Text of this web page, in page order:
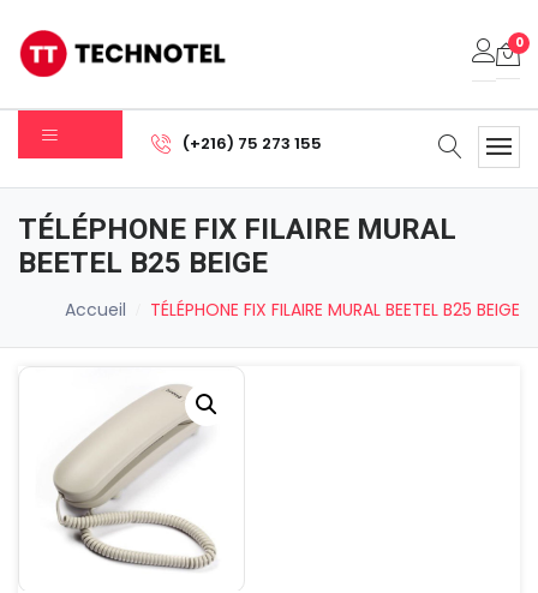
0
Votre panier est vide.
Sous-total: 0.000DT
Voir Le Panier Commander
(+216) 75 273 155
TÉLÉPHONE FIX FILAIRE MURAL
BEETEL B25 BEIGE
Accueil TÉLÉPHONE FIX FILAIRE MURAL BEETEL B25 BEIGE